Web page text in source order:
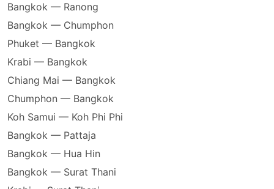
Bangkok — Ranong
Bangkok — Chumphon
Phuket — Bangkok
Krabi — Bangkok
Chiang Mai — Bangkok
Chumphon — Bangkok
Koh Samui — Koh Phi Phi
Bangkok — Pattaja
Bangkok — Hua Hin
Bangkok — Surat Thani